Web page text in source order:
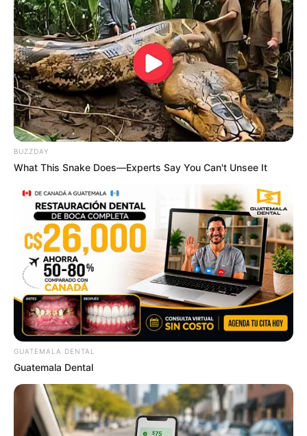
ดวงรายวัน 5 กันยายน 2565
5 ก.ย. 2022
ดวงรายวัน 4 กันยายน 2565
BUZZDAY
What This Snake Does—Experts Say You Can't Unsee It
GUATEMALA DENTAL
Guatemala Dental